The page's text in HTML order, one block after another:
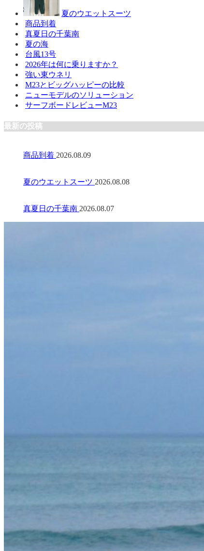
夏のウエットスーツ
商品到着
真夏日の千葉南
夏の海
台風13号
2026年は何に乗りますか？
強い東ウネリ
M23とビッグハッピーの比較
ニューモデルのソリューション
サーフボードレビューM23
最新の投稿
商品到着 2026.08.09
夏のウエットスーツ 2026.08.08
真夏日の千葉南 2026.08.07